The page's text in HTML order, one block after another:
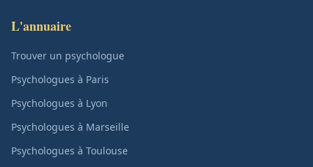
L'annuaire
Trouver un psychologue
Psychologues à Paris
Psychologues à Lyon
Psychologues à Marseille
Psychologues à Toulouse